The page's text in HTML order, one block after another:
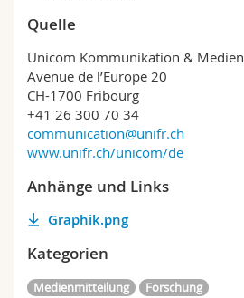
Quelle
Unicom Kommunikation & Medien
Avenue de l’Europe 20
CH-1700 Fribourg
+41 26 300 70 34
communication@unifr.ch
www.unifr.ch/unicom/de
Anhänge und Links
Graphik.png
Kategorien
Medienmitteilung Forschung